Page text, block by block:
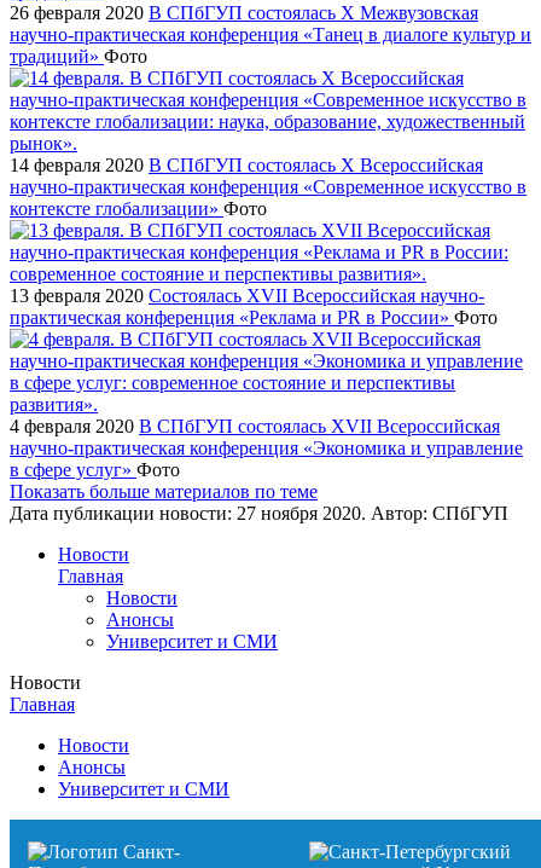
26 февраля 2020 В СПбГУП состоялась X Межвузовская
научно-практическая конференция «Танец в диалоге культур и
традиций» Фото
14 февраля 2020 В СПбГУП состоялась X Всероссийская
научно-практическая конференция «Современное искусство в
контексте глобализации» Фото
13 февраля 2020 Состоялась ХVII Всероссийская научно-
практическая конференция «Реклама и PR в России» Фото
4 февраля 2020 В СПбГУП состоялась XVII Всероссийская
научно-практическая конференция «Экономика и управление
в сфере услуг» Фото
Показать больше материалов по теме
Дата публикации новости: 27 ноября 2020. Автор: СПбГУП
Новости
Главная
Новости
Анонсы
Университет и СМИ
Новости
Главная
Новости
Анонсы
Университет и СМИ